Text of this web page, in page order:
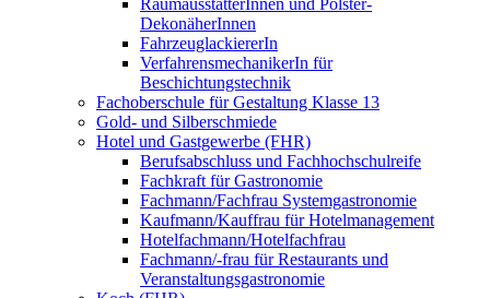
RaumausstatterInnen und Polster-
DekonäherInnen
FahrzeuglackiererIn
VerfahrensmechanikerIn für
Beschichtungstechnik
Fachoberschule für Gestaltung Klasse 13
Gold- und Silberschmiede
Hotel und Gastgewerbe (FHR)
Berufsabschluss und Fachhochschulreife
Fachkraft für Gastronomie
Fachmann/Fachfrau Systemgastronomie
Kaufmann/Kauffrau für Hotelmanagement
Hotelfachmann/Hotelfachfrau
Fachmann/-frau für Restaurants und
Veranstaltungsgastronomie